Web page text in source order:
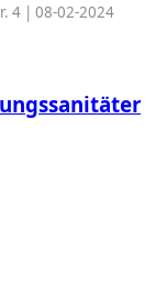
4 | 08-02-2024